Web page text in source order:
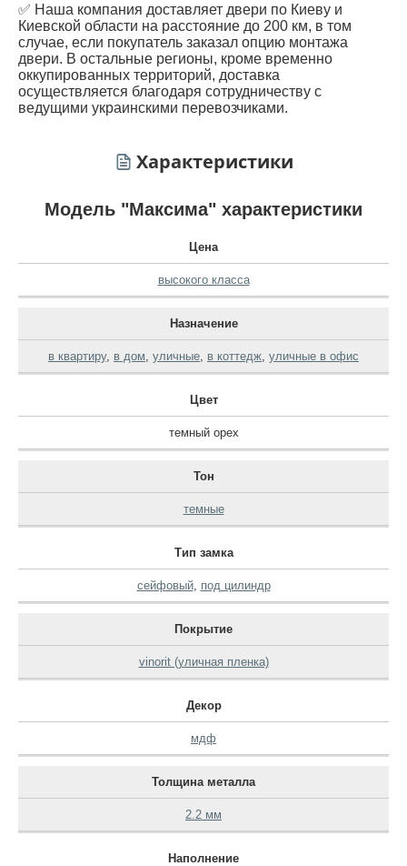
✅ Наша компания доставляет двери по Киеву и
Киевской области на расстояние до 200 км, в том
случае, если покупатель заказал опцию монтажа
двери. В остальные регионы, кроме временно
оккупированных территорий, доставка
осуществляется благодаря сотрудничеству с
ведущими украинскими перевозчиками.
Характеристики
Модель "Максима" характеристики
Цена
высокого класса
Назначение
в квартиру, в дом уличные в коттедж уличные в офис
Цвет
темный орех
Тон
темные
Тип замка
сейфовый, под цилиндр
Покрытие
vinorit (уличная пленка)
Декор
мдф
Толщина металла
2.2 мм
Наполнение